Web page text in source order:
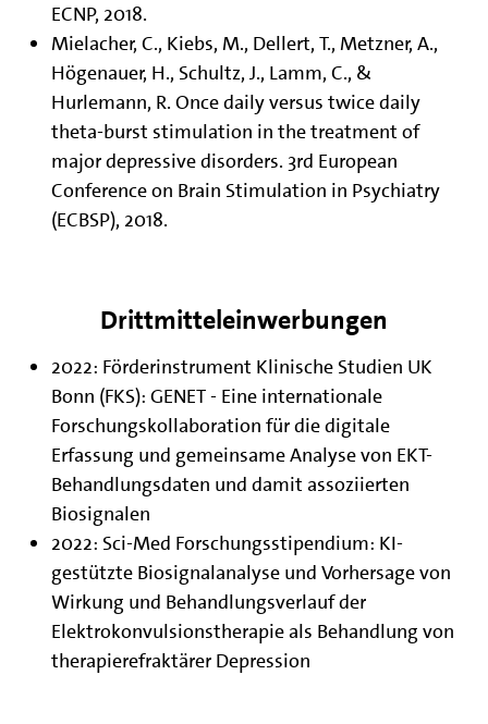
ECNP, 2018.
Mielacher, C., Kiebs, M., Dellert, T., Metzner, A.,
Högenauer, H., Schultz, J., Lamm, C., &
Hurlemann, R. Once daily versus twice daily
theta-burst stimulation in the treatment of
major depressive disorders. 3rd European
Conference on Brain Stimulation in Psychiatry
(ECBSP), 2018.
Drittmitteleinwerbungen
2022: Förderinstrument Klinische Studien UK
Bonn (FKS): GENET - Eine internationale
Forschungskollaboration für die digitale
Erfassung und gemeinsame Analyse von EKT-
Behandlungsdaten und damit assoziierten
Biosignalen
2022: Sci-Med Forschungsstipendium: KI-
gestützte Biosignalanalyse und Vorhersage von
Wirkung und Behandlungsverlauf der
Elektrokonvulsionstherapie als Behandlung von
therapierefraktärer Depression